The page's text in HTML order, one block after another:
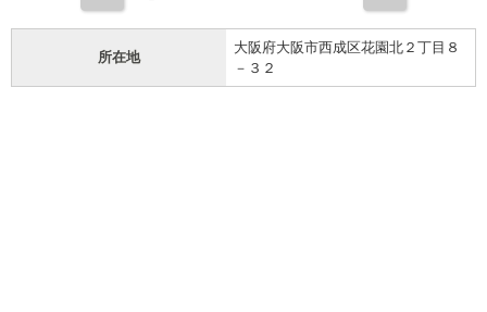
所在地
大阪府大阪市西成区花園北２丁目８
－３２